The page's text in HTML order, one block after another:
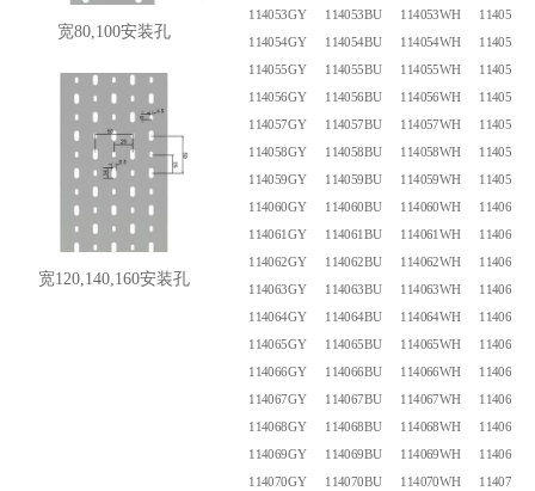
宽80,100安装孔
宽120,140,160安装孔
114053GY 114053BU 114053WH
114053BK
114054GY
114054BU 114054WH
114054BK
114055GY
114055BU 114055WH
114055BK
114056GY
114056BU 114056WH
114056BK
114057GY
114057BU 114057WH
114057BK
114058GY
114058BU 114058WH
114058BK
114059GY
114059BU 114059WH
114059BK
114060GY
114060BU 114060WH
114060BK
114061GY
114061BU 114061WH
114061BK
114062GY
114062BU 114062WH
114062BK
114063GY
114063BU 114063WH
114063BK
114064GY
114064BU 114064WH
114064BK
114065GY
114065BU 114065WH
114065BK
114066GY
114066BU 114066WH
114066BK
114067GY
114067BU 114067WH
114067BK
114068GY
114068BU 114068WH
114068BK
114069GY
114069BU 114069WH
114069BK
114070GY
114070BU 114070WH
114070BK